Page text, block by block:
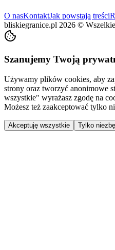
O nasKontaktJak powstają treści
bliskiegranice.pl 2026 ©
Szanujemy Twoją
Używamy plików cookies, aby
strony oraz tworzyć anonimowe
wszystkie" wyrażasz zgodę na
Możesz też zaakceptować tylko
Akceptuję wszystkie Tylko